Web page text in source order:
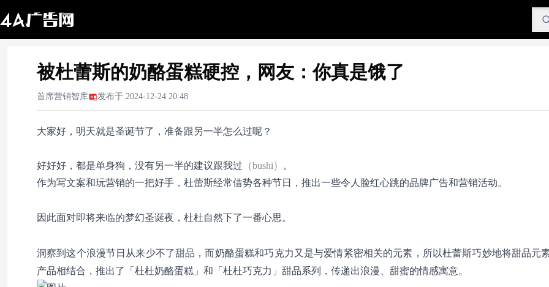
被杜蕾斯的奶酪蛋糕硬控，网友：你真是饿了
首席营销智库 发布于 2024-12-24 20:48
大家好，明天就是圣诞节了，准备跟另一半怎么过呢？
好好好，都是单身狗，没有另一半的建议跟我过 （bushi）
。
作为写文案和玩营销的一把好手，杜蕾斯经常借势各种节日，推出一些令人脸红心跳的品牌广告和营销活动。
因此面对即将来临的梦幻圣诞夜，杜杜自然下了一番心思。
洞察到这个浪漫节日从来少不了甜品，而奶酪蛋糕和巧克力又是与爱情紧密相关的元素，所以杜蕾斯巧妙地将甜品元
产品相结合，推出了「杜杜奶酪蛋糕」和「杜杜巧克力」甜品系列，传递出浪漫、甜蜜的情感寓意。